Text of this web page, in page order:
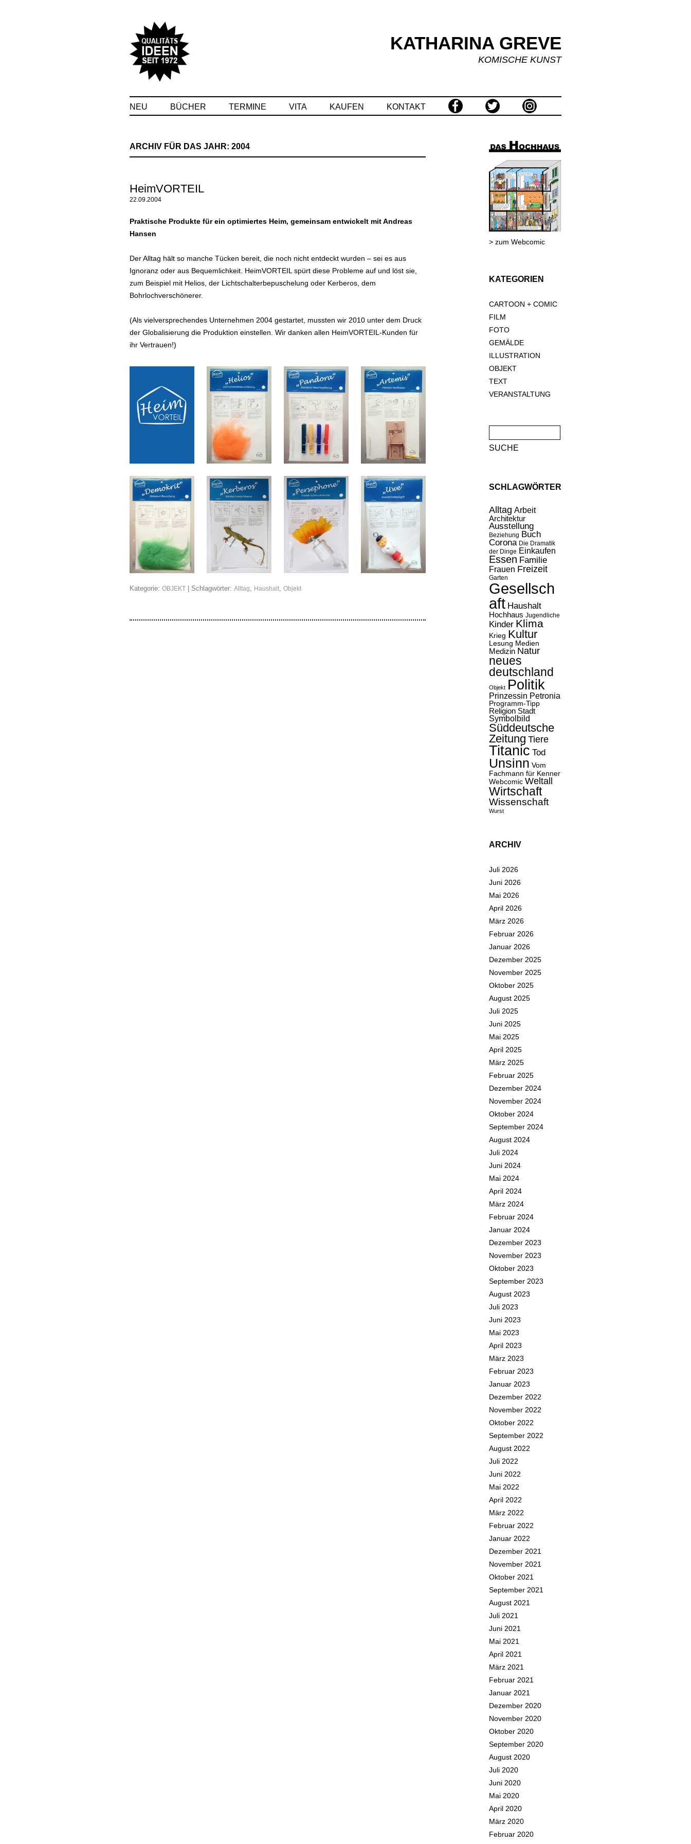
KATHARINA GREVE
KOMISCHE KUNST
NEU BÜCHER TERMINE VITA KAUFEN KONTAKT
ARCHIV FÜR DAS JAHR: 2004
HeimVORTEIL
22.09.2004
Praktische Produkte für ein optimiertes Heim, gemeinsam entwickelt mit Andreas
Hansen
Der Alltag hält so manche Tücken bereit, die noch nicht entdeckt wurden – sei es aus
Ignoranz oder aus Bequemlichkeit. HeimVORTEIL spürt diese Probleme auf und löst sie,
zum Beispiel mit Helios, der Lichtschalterbepuschelung oder Kerberos, dem
Bohrlochverschönerer.
(Als vielversprechendes Unternehmen 2004 gestartet, mussten wir 2010 unter dem Druck
der Globalisierung die Produktion einstellen. Wir danken allen HeimVORTEIL-Kunden für
ihr Vertrauen!)
Kategorie: OBJEKT | Schlagwörter: Alltag, Haushalt, Objekt
> zum Webcomic
KATEGORIEN
CARTOON + COMIC
FILM
FOTO
GEMÄLDE
ILLUSTRATION
OBJEKT
TEXT
VERANSTALTUNG
nach:
SCHLAGWÖRTER
Alltag Arbeit
Architektur
Ausstellung
Beziehung Buch
Corona Die Dramatik
der Dinge Einkaufen
Essen Familie
Frauen Freizeit
Garten
Gesellsch
aft Haushalt
Hochhaus Jugendliche
Kinder Klima
Krieg Kultur
Lesung Medien
Medizin Natur
neues
deutschland
Objekt Politik
Prinzessin Petronia
Programm-Tipp
Religion Stadt
Symbolbild
Süddeutsche
Zeitung Tiere
Titanic Tod
Unsinn Vom
Fachmann für Kenner
Webcomic Weltall
Wirtschaft
Wissenschaft
Wurst
ARCHIV
Juli 2026
Juni 2026
Mai 2026
April 2026
März 2026
Februar 2026
Januar 2026
Dezember 2025
November 2025
Oktober 2025
August 2025
Juli 2025
Juni 2025
Mai 2025
April 2025
März 2025
Februar 2025
Dezember 2024
November 2024
Oktober 2024
September 2024
August 2024
Juli 2024
Juni 2024
Mai 2024
April 2024
März 2024
Februar 2024
Januar 2024
Dezember 2023
November 2023
Oktober 2023
September 2023
August 2023
Juli 2023
Juni 2023
Mai 2023
April 2023
März 2023
Februar 2023
Januar 2023
Dezember 2022
November 2022
Oktober 2022
September 2022
August 2022
Juli 2022
Juni 2022
Mai 2022
April 2022
März 2022
Februar 2022
Januar 2022
Dezember 2021
November 2021
Oktober 2021
September 2021
August 2021
Juli 2021
Juni 2021
Mai 2021
April 2021
März 2021
Februar 2021
Januar 2021
Dezember 2020
November 2020
Oktober 2020
September 2020
August 2020
Juli 2020
Juni 2020
Mai 2020
April 2020
März 2020
Februar 2020